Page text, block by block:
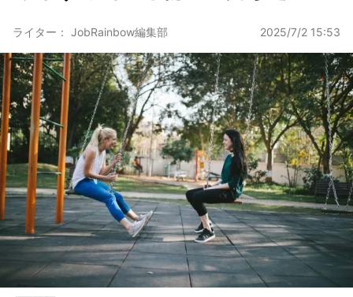
ライター： JobRainbow編集部 2025/7/2 15:53